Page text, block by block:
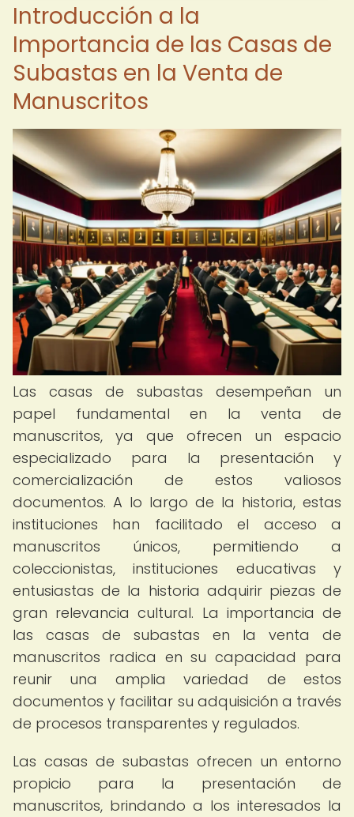
Introducción a la
Importancia de las Casas de
Subastas en la Venta de
Manuscritos
Las casas de subastas desempeñan un
papel fundamental en la venta de
manuscritos, ya que ofrecen un espacio
especializado para la presentación y
comercialización de estos valiosos
documentos. A lo largo de la historia, estas
instituciones han facilitado el acceso a
manuscritos únicos, permitiendo a
coleccionistas, instituciones educativas y
entusiastas de la historia adquirir piezas de
gran relevancia cultural. La importancia de
las casas de subastas en la venta de
manuscritos radica en su capacidad para
reunir una amplia variedad de estos
documentos y facilitar su adquisición a través
de procesos transparentes y regulados.
Las casas de subastas ofrecen un entorno
propicio para la presentación de
manuscritos, brindando a los interesados la